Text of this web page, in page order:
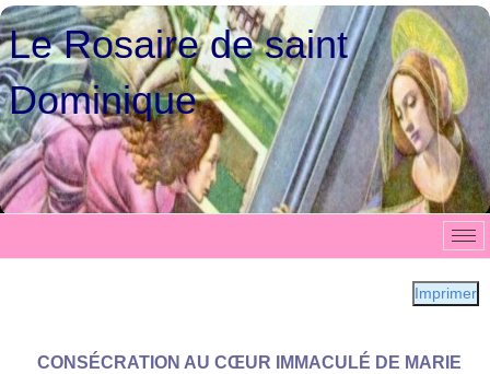
Le Rosaire de saint
Dominique
Imprimer
CONSÉCRATION AU CŒUR IMMACULÉ DE MARIE